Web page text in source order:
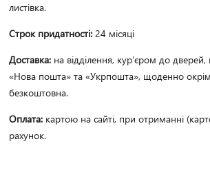
листівка.
Строк придатності: 24 місяці
Доставка: на відділення, кур’єром до
«Нова пошта» та «Укрпошта», щоденно окрім
безкоштовна.
Оплата: картою на сайті, при отриманні
рахунок.